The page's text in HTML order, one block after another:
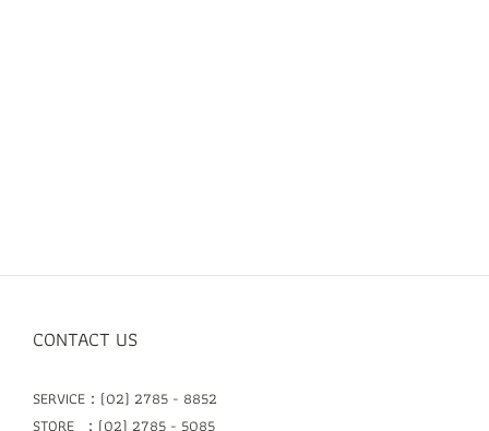
CONTACT US
SERVICE：(02) 2785 - 8852
STORE ：(02) 2785 - 5085